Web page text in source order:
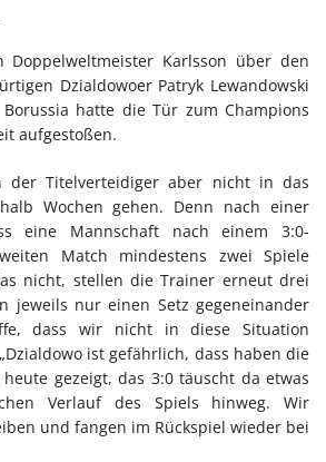
Doppelweltmeister Karlsson über den
Dzialdowoer Patryk Lewandowski
hatte die Tür zum Champions
aufgestoßen.
der Titelverteidiger aber nicht in das
Wochen gehen. Denn nach einer
eine Mannschaft nach einem 3:0-
Match mindestens zwei Spiele
nicht, stellen die Trainer erneut drei
jeweils nur einen Setz gegeneinander
dass wir nicht in diese Situation
ist gefährlich, dass haben die
gezeigt, das 3:0 täuscht da etwas
Verlauf des Spiels hinweg. Wir
und fangen im Rückspiel wieder bei